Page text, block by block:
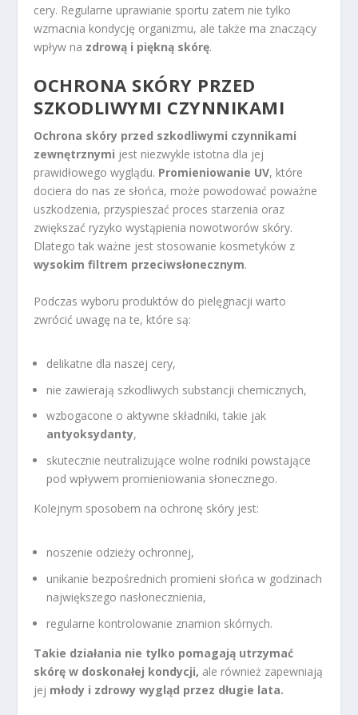
cery. Regularne uprawianie sportu zatem nie tylko
wzmacnia kondycję organizmu, ale także ma znaczący
wpływ na zdrową i piękną skórę.
OCHRONA SKÓRY PRZED
SZKODLIWYMI CZYNNIKAMI
Ochrona skóry przed szkodliwymi czynnikami
zewnętrznymi jest niezwykle istotna dla jej
prawidłowego wyglądu. Promieniowanie UV, które
dociera do nas ze słońca, może powodować poważne
uszkodzenia, przyspieszać proces starzenia oraz
zwiększać ryzyko wystąpienia nowotworów skóry.
Dlatego tak ważne jest stosowanie kosmetyków z
wysokim filtrem przeciwsłonecznym.
Podczas wyboru produktów do pielęgnacji warto
zwrócić uwagę na te, które są:
delikatne dla naszej cery,
nie zawierają szkodliwych substancji chemicznych,
wzbogacone o aktywne składniki, takie jak
antyoksydanty,
skutecznie neutralizujące wolne rodniki powstające
pod wpływem promieniowania słonecznego.
Kolejnym sposobem na ochronę skóry jest:
noszenie odzieży ochronnej,
unikanie bezpośrednich promieni słońca w godzinach
największego nasłonecznienia,
regularne kontrolowanie znamion skórnych.
Takie działania nie tylko pomagają utrzymać
skórę w doskonałej kondycji, ale również zapewniają
jej młody i zdrowy wygląd przez długie lata.